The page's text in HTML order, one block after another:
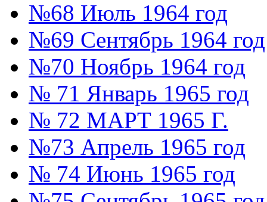
№68 Июль 1964 год
№69 Сентябрь 1964 год
№70 Ноябрь 1964 год
№ 71 Январь 1965 год
№ 72 МАРТ 1965 Г.
№73 Апрель 1965 год
№ 74 Июнь 1965 год